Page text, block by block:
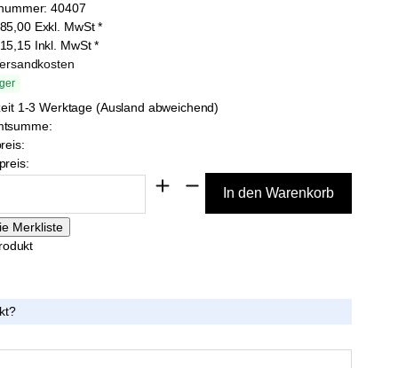
40407
Exkl. MwSt *
Inkl. MwSt *
1-3 Werktage (Ausland abweichend)